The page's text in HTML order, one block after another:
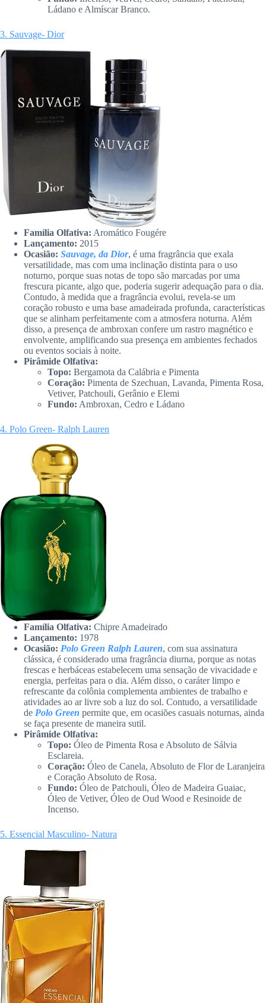
Ládano e Almíscar Branco.
3. Sauvage- Dior
Família Olfativa: Aromático Fougére
Lançamento: 2015
Ocasião: Sauvage, da Dior, é uma fragrância que exala
versatilidade, mas com uma inclinação distinta para o uso
noturno, porque suas notas de topo são marcadas por uma
frescura picante, algo que, poderia sugerir adequação para o dia.
Contudo, à medida que a fragrância evolui, revela-se um
coração robusto e uma base amadeirada profunda, características
que se alinham perfeitamente com a atmosfera noturna. Além
disso, a presença de ambroxan confere um rastro magnético e
envolvente, amplificando sua presença em ambientes fechados
ou eventos sociais à noite.
Pirâmide Olfativa:
Topo: Bergamota da Calábria e Pimenta
Coração: Pimenta de Szechuan, Lavanda, Pimenta Rosa,
Vetiver, Patchouli, Gerânio e Elemi
Fundo: Ambroxan, Cedro e Ládano
4. Polo Green- Ralph Lauren
Família Olfativa: Chipre Amadeirado
Lançamento: 1978
Ocasião: Polo Green Ralph Lauren, com sua assinatura
clássica, é considerado uma fragrância diurna, porque as notas
frescas e herbáceas estabelecem uma sensação de vivacidade e
energia, perfeitas para o dia. Além disso, o caráter limpo e
refrescante da colônia complementa ambientes de trabalho e
atividades ao ar livre sob a luz do sol. Contudo, a versatilidade
de Polo Green permite que, em ocasiões casuais noturnas, ainda
se faça presente de maneira sutil.
Pirâmide Olfativa:
Topo: Óleo de Pimenta Rosa e Absoluto de Sálvia
Esclareia.
Coração: Óleo de Canela, Absoluto de Flor de Laranjeira
e Coração Absoluto de Rosa.
Fundo: Óleo de Patchouli, Óleo de Madeira Guaiac,
Óleo de Vetiver, Óleo de Oud Wood e Resinoide de
Incenso.
5. Essencial Masculino- Natura